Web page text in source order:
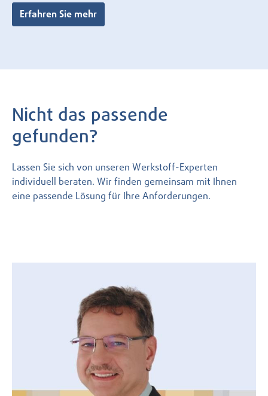
Erfahren Sie mehr
Nicht das passende
gefunden?
Lassen Sie sich von unseren Werkstoff-Experten
individuell beraten. Wir finden gemeinsam mit Ihnen
eine passende Lösung für Ihre Anforderungen.